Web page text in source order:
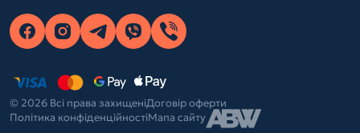
© 2026 Всі права захищеніДоговір оферти
Політика конфіденційностіМапа сайту